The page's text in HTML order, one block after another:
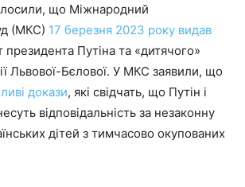
що Міжнародний
(МКС) 17 березня 2023 року видав
президента Путіна та «дитячого»
Львової-Бєлової. У МКС заявили, що
докази, які свідчать, що Путін і
відповідальність за незаконну
дітей з тимчасово окупованих